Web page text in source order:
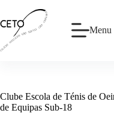
o
conteúdo
Menu
Clube Escola de Ténis de
de Equipas Sub-18